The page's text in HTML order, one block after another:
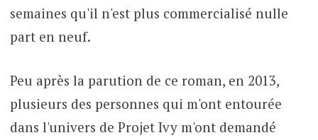
semaines qu'il n'est plus commercialisé nulle
part en neuf.
Peu après la parution de ce roman, en 2013,
plusieurs des personnes qui m'ont entourée
dans l'univers de Projet Ivy m'ont demandé